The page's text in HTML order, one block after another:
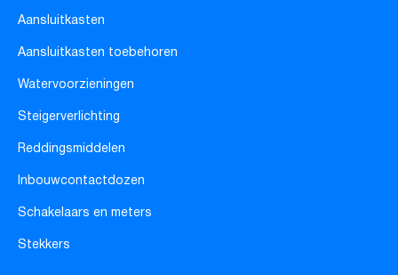
Aansluitkasten
Aansluitkasten toebehoren
Watervoorzieningen
Steigerverlichting
Reddingsmiddelen
Inbouwcontactdozen
Schakelaars en meters
Stekkers